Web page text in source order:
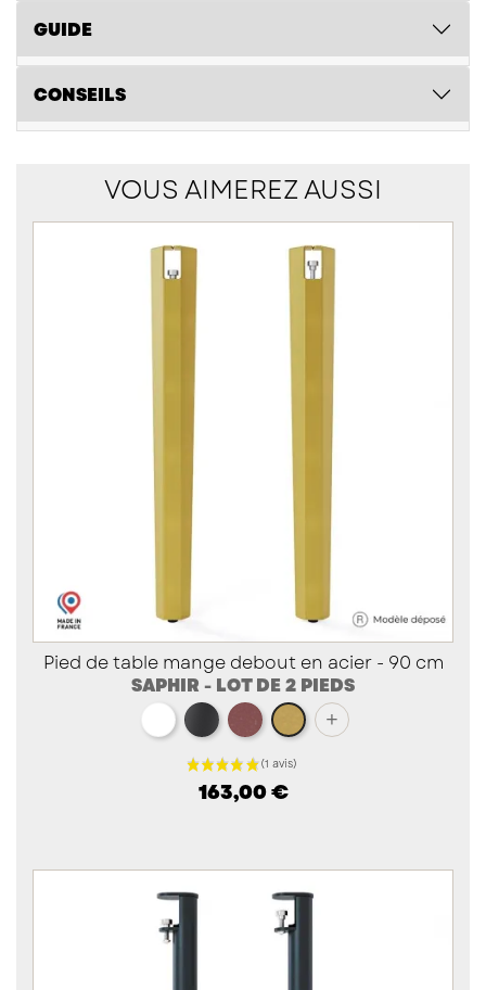
GUIDE
CONSEILS
VOUS AIMEREZ AUSSI
Pied de table mange debout en acier - 90 cm
SAPHIR - LOT DE 2 PIEDS
blanc noir red brown métallisé
doré+
163,00 €